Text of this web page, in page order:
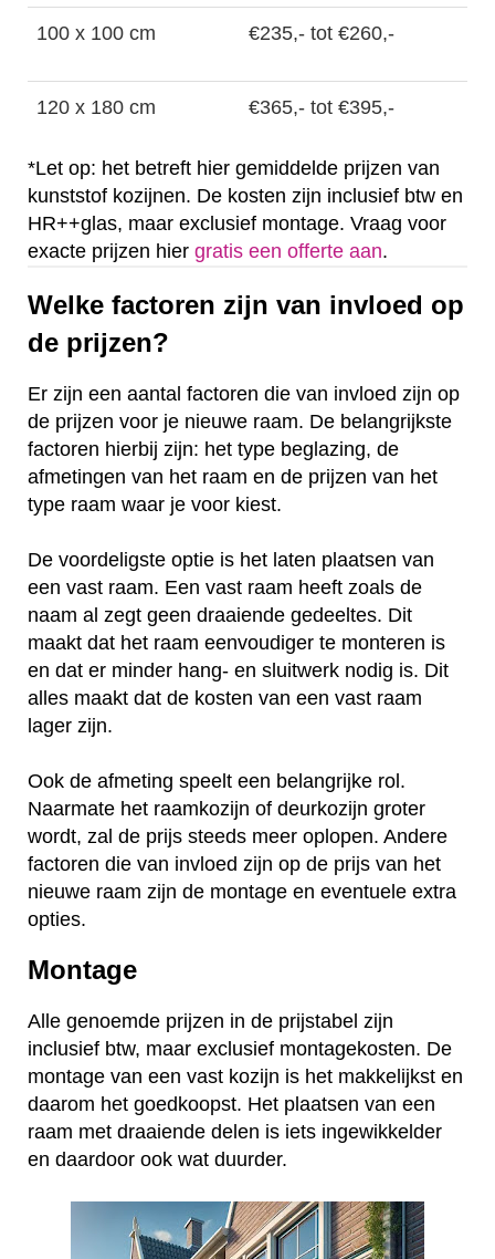
100 x 100 cm €235,- tot €260,-
120 x 180 cm €365,- tot €395,-
*Let op: het betreft hier gemiddelde prijzen van
kunststof kozijnen. De kosten zijn inclusief btw en
HR++glas, maar exclusief montage. Vraag voor
exacte prijzen hier gratis een offerte aan.
Welke factoren zijn van invloed op
de prijzen?
Er zijn een aantal factoren die van invloed zijn op
de prijzen voor je nieuwe raam. De belangrijkste
factoren hierbij zijn: het type beglazing, de
afmetingen van het raam en de prijzen van het
type raam waar je voor kiest.
De voordeligste optie is het laten plaatsen van
een vast raam. Een vast raam heeft zoals de
naam al zegt geen draaiende gedeeltes. Dit
maakt dat het raam eenvoudiger te monteren is
en dat er minder hang- en sluitwerk nodig is. Dit
alles maakt dat de kosten van een vast raam
lager zijn.
Ook de afmeting speelt een belangrijke rol.
Naarmate het raamkozijn of deurkozijn groter
wordt, zal de prijs steeds meer oplopen. Andere
factoren die van invloed zijn op de prijs van het
nieuwe raam zijn de montage en eventuele extra
opties.
Montage
Alle genoemde prijzen in de prijstabel zijn
inclusief btw, maar exclusief montagekosten. De
montage van een vast kozijn is het makkelijkst en
daarom het goedkoopst. Het plaatsen van een
raam met draaiende delen is iets ingewikkelder
en daardoor ook wat duurder.